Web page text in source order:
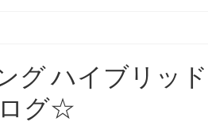
グ ハイブリッ
グ☆